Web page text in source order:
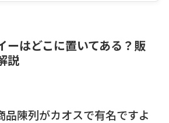
ーはどこに置いてある？販
説
品陳列がカオスで有名ですよ